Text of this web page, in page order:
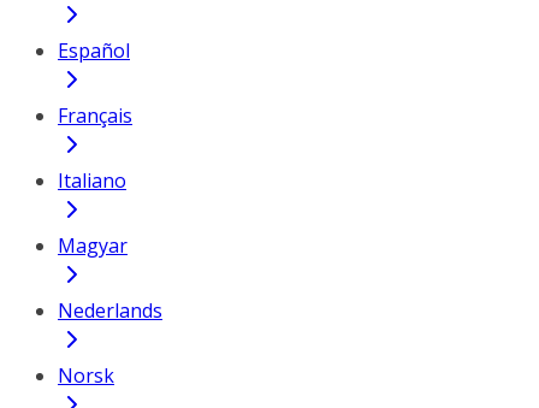
Español
Français
Italiano
Magyar
Nederlands
Norsk